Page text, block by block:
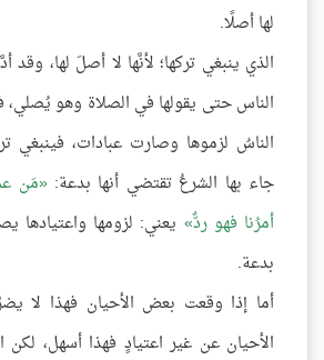
لها أصلًا.
الذي ينبغي تركها؛ لأنَّها لا أصلَ لها،
الناس حتى يقولها في الصلاة وهو يُصلي،
الناسُ لزموها وصارت عبادات، فينبغي
جاء بها الشرعُ تقتضي أنها بدعة: مَن
أمرُنا فهو ردٌّ يعني: لزومها واعتيادها
بدعة.
أما إذا وقعت بعض الأحيان فهذا لا
الأحيان عن غير اعتيادٍ فهذا أسهل، لكن